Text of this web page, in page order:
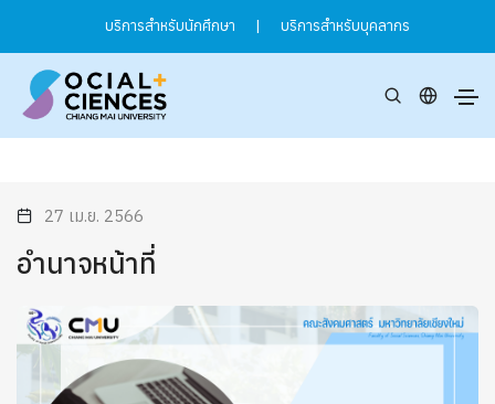
บริการสำหรับนักศึกษา | บริการสำหรับบุคลากร
27 เม.ย. 2566
อำนาจหน้าที่